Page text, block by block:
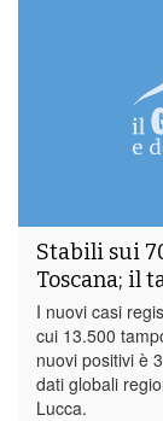
Stabili sui
Toscana; il
I nuovi casi
cui 13.500
nuovi positivi è
dati globali
Lucca.